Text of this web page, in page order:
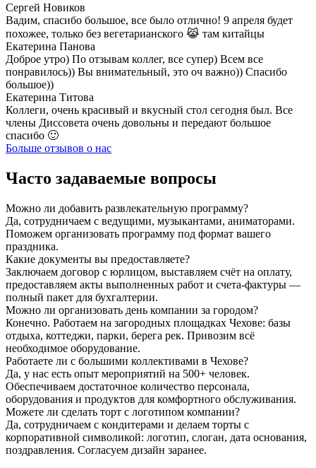
Сергей Новиков
Вадим, спасибо большое, все было отлично! 9 апреля будет
похожее, только без вегетарианского 😹 там китайцы
Екатерина Панова
Доброе утро) По отзывам коллег, все супер) Всем все
понравилось)) Вы внимательный, это оч важно)) Спасибо
большое))
Екатерина Титова
Коллеги, очень красивый и вкусный стол сегодня был. Все
члены Диссовета очень довольны и передают большое
спасибо 🙂
Больше отзывов о нас
Часто задаваемые вопросы
Можно ли добавить развлекательную программу?
Да, сотрудничаем с ведущими, музыкантами, аниматорами.
Поможем организовать программу под формат вашего
праздника.
Какие документы вы предоставляете?
Заключаем договор с юрлицом, выставляем счёт на оплату,
предоставляем акты выполненных работ и счета-фактуры —
полный пакет для бухгалтерии.
Можно ли организовать день компании за городом?
Конечно. Работаем на загородных площадках Чехове: базы
отдыха, коттеджи, парки, берега рек. Привозим всё
необходимое оборудование.
Работаете ли с большими коллективами в Чехове?
Да, у нас есть опыт мероприятий на 500+ человек.
Обеспечиваем достаточное количество персонала,
оборудования и продуктов для комфортного обслуживания.
Можете ли сделать торт с логотипом компании?
Да, сотрудничаем с кондитерами и делаем торты с
корпоративной символикой: логотип, слоган, дата основания,
поздравления. Согласуем дизайн заранее.